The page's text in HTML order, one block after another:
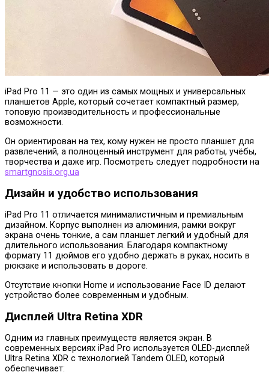
iPad Pro 11 — это один из самых мощных и универсальных
планшетов Apple, который сочетает компактный размер,
топовую производительность и профессиональные
возможности.
Он ориентирован на тех, кому нужен не просто планшет для
развлечений, а полноценный инструмент для работы, учёбы,
творчества и даже игр. Посмотреть следует подробности на
smartgnosis.org.ua
Дизайн и удобство использования
iPad Pro 11 отличается минималистичным и премиальным
дизайном. Корпус выполнен из алюминия, рамки вокруг
экрана очень тонкие, а сам планшет легкий и удобный для
длительного использования. Благодаря компактному
формату 11 дюймов его удобно держать в руках, носить в
рюкзаке и использовать в дороге.
Отсутствие кнопки Home и использование Face ID делают
устройство более современным и удобным.
Дисплей Ultra Retina XDR
Одним из главных преимуществ является экран. В
современных версиях iPad Pro используется OLED-дисплей
Ultra Retina XDR с технологией Tandem OLED, который
обеспечивает: